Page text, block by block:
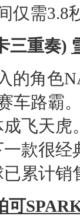
仅需3.8
三重奏)
的角色
车路霸
飞天虎
款很经
累计销
可